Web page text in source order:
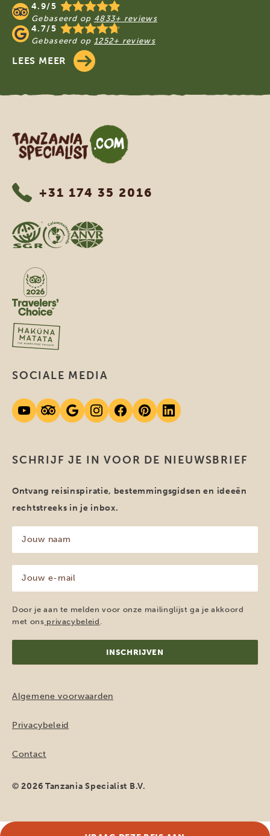
4.9/5
Gebaseerd op 4833+ reviews
4.7/5
Gebaseerd op 1252+ reviews
LEES MEER
Tanzania Specialist
+31 174 35 2016
SCHRIJF JE IN VOOR DE NIEUWSBRIEF
Ontvang reisinspiratie, bestemmingsgidsen en ideeën
rechtstreeks in je inbox.
naam
(Vereist)
mailadres
(Vereist)
Door je aan te melden voor onze mailinglijst ga je akkoord
met ons privacybeleid
SOCIALE MEDIA
Algemene voorwaarden
Privacybeleid
Contact
© 2026 Tanzania Specialist B.V.